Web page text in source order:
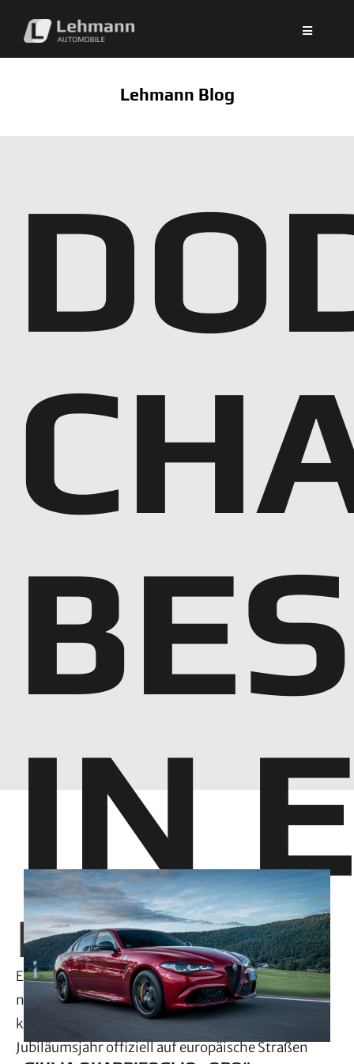
Inhalt
springen
Lehmann Blog
IN
D odge Charger: Bestellstart in Europa – die
nächste Generation kommt als Multi-
EnergyDodge eröffnet die Bestellphase für die
nächste Generation des Charger in Europa. Damit
kehrt die Muscle-Car-Ikone in ihrem 60.
Jubiläumsjahr offiziell auf europäische Straßen